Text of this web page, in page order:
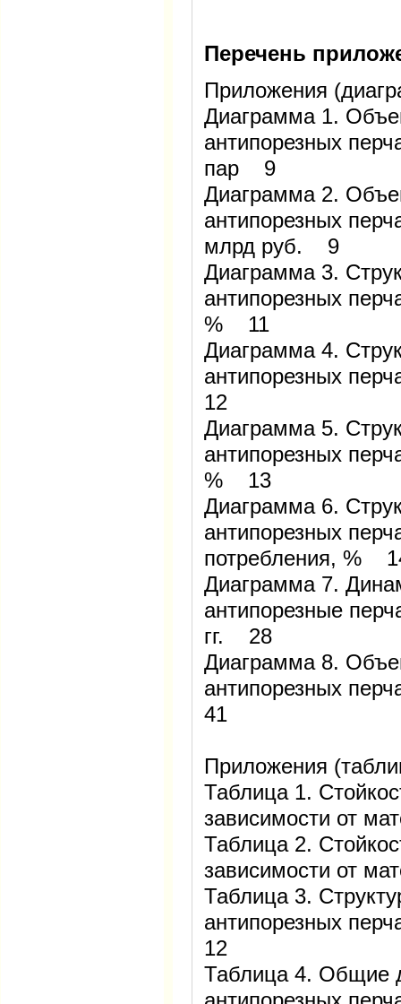
Перечень
Приложения
Диаграмма 1.
антипорезных
пар 9
Диаграмма 2.
антипорезных
млрд руб. 9
Диаграмма 3.
антипорезных
% 11
Диаграмма 4.
антипорезных
12
Диаграмма 5.
антипорезных
% 13
Диаграмма 6.
антипорезных
потребления, %
Диаграмма 7.
антипорезные
гг. 28
Диаграмма 8.
антипорезных
41
Приложения
Таблица 1.
зависимости от
Таблица 2.
зависимости от
Таблица 3.
антипорезных
12
Таблица 4. Общие